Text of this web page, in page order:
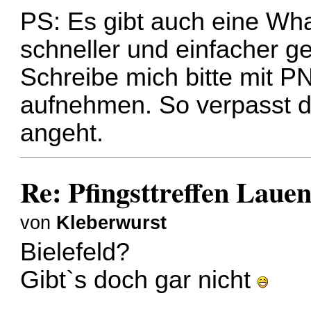
PS: Es gibt auch eine
schneller und einfacher
Schreibe mich bitte mit
aufnehmen. So verpasst
angeht.
Re: Pfingsttreffen
von Kleberwurst
Bielefeld?
Gibt`s doch gar nicht